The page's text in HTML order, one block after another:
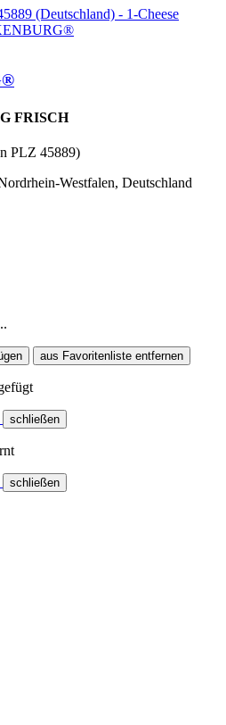
FRISCH
PLZ 45889)
Westfalen, Deutschland
aus Favoritenliste entfernen
schließen
schließen